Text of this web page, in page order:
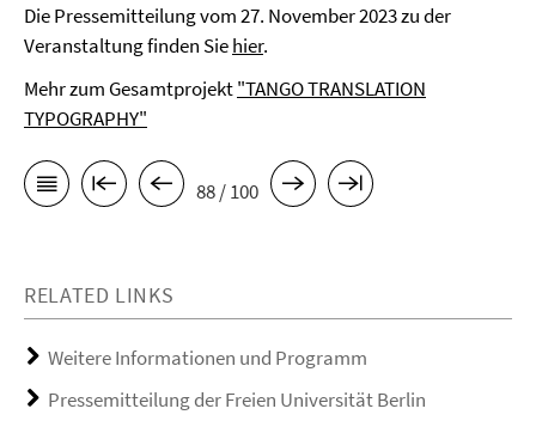
Die Pressemitteilung vom 27. November 2023 zu der
Veranstaltung finden Siehier.
Mehr zum Gesamtprojekt"TANGO TRANSLATION
TYPOGRAPHY"
88 / 100
RELATED LINKS
Weitere Informationen und Programm
Pressemitteilung der Freien Universität Berlin